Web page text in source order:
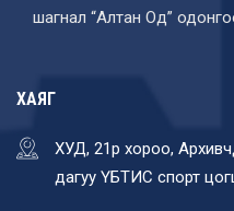
шагнал “Алтан Од”
ХАЯГ
ХУД, 21р хороо,
дагуу ҮБТИС спорт